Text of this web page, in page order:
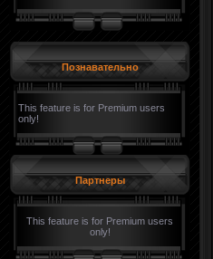
Познавательно
This feature is for Premium users
only!
Партнеры
This feature is for Premium users
only!